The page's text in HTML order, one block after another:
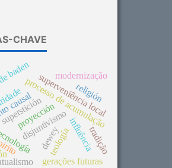
CHAVE
causal
proyección
processo de acumulação
superveniência local
disjuntivismo
religión
dewey
teologíainfluência
baden modernização
tradição
gerações futuras